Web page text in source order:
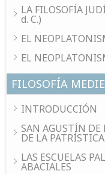
LA FILOSOFÍA
d. C.)
EL
EL
FILOSOFÍA
INTRODUCCIÓN
SAN AGUSTÍN DE
DE LA PATRÍSTICA
LAS ESCUELAS
ABACIALES